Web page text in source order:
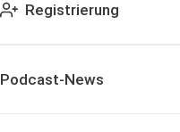
Registrierung
Podcast-News